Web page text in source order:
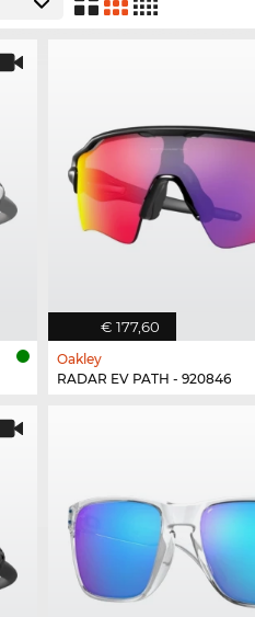
€ 177,60
Oakley
RADAR EV PATH - 920846